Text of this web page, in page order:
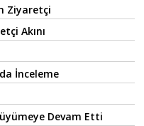
Ziyaretçi
Akını
İnceleme
Devam Etti